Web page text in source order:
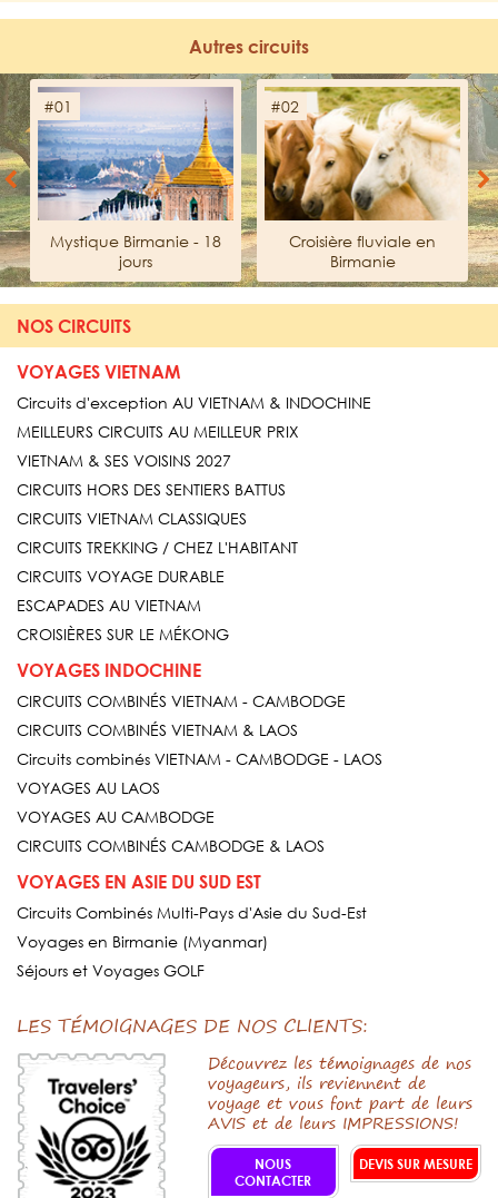
Autres circuits
#01
Mystique Birmanie - 18
jours
#02
Croisière fluviale en
Birmanie
NOS CIRCUITS
VOYAGES VIETNAM
Circuits d'exception AU VIETNAM & INDOCHINE
MEILLEURS CIRCUITS AU MEILLEUR PRIX
VIETNAM & SES VOISINS 2027
CIRCUITS HORS DES SENTIERS BATTUS
CIRCUITS VIETNAM CLASSIQUES
CIRCUITS TREKKING / CHEZ L'HABITANT
CIRCUITS VOYAGE DURABLE
ESCAPADES AU VIETNAM
CROISIÈRES SUR LE MÉKONG
VOYAGES INDOCHINE
CIRCUITS COMBINÉS VIETNAM - CAMBODGE
CIRCUITS COMBINÉS VIETNAM & LAOS
Circuits combinés VIETNAM - CAMBODGE - LAOS
VOYAGES AU LAOS
VOYAGES AU CAMBODGE
CIRCUITS COMBINÉS CAMBODGE & LAOS
VOYAGES EN ASIE DU SUD EST
Circuits Combinés Multi-Pays d'Asie du Sud-Est
Voyages en Birmanie (Myanmar)
Séjours et Voyages GOLF
LES TÉMOIGNAGES DE NOS CLIENTS:
Découvrez les témoignages de nos
voyageurs, ils reviennent de
voyage et vous font part de leurs
AVIS et de leurs IMPRESSIONS!
NOUS
CONTACTER
DEVIS SUR MESURE